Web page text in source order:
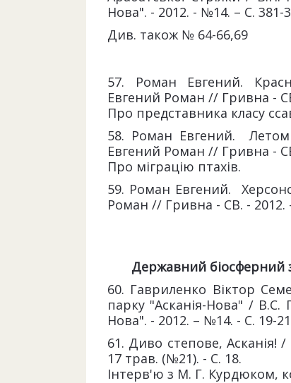
Нова". - 2012. - №14. – С. 381-
Див. також № 64-66,69
57. Роман Евгений.
Евгений Роман // Гривна -
Про представника класу
58. Роман Евгений.
Евгений Роман // Гривна -
Про міграцію птахів.
59. Роман Евгений.
Роман // Гривна - СВ. -
Державний біосферний
60. Гавриленко Віктор
парку "Асканія-Нова" / В.С.
Нова". - 2012. – №14. - С. 19-
61. Диво степове, Асканія!
17 трав. (№21). - С. 18.
Інтерв'ю з М. Г. Курдюком,